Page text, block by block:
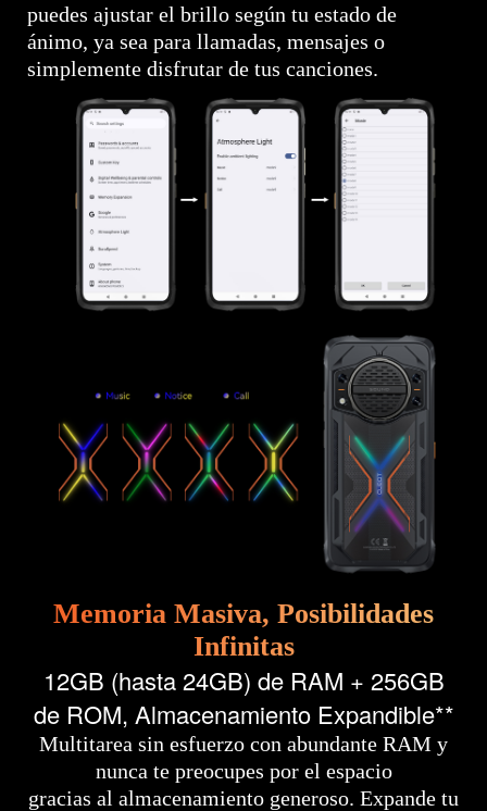
puedes ajustar el brillo según tu estado de
ánimo, ya sea para llamadas, mensajes o
simplemente disfrutar de tus canciones.
Memoria Masiva, Posibilidades
Infinitas
12GB (hasta 24GB) de RAM + 256GB
de ROM, Almacenamiento Expandible**
Multitarea sin esfuerzo con abundante RAM y
nunca te preocupes por el espacio
gracias al almacenamiento generoso. Expande tu